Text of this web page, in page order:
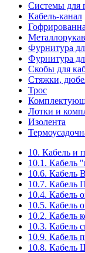
Системы для
Кабель-канал
Металлорукав
Фурнитура
Фурнитура
Скобы для
Стяжки,
Трос
Лотки и
Изолента
10. Кабель и
10.1. Кабель
10.6. Кабель
10.7.
10.4. Кабель
10.5. Кабель
10.2. Кабель
10.3. Кабель
10.9. Кабель
10.8.